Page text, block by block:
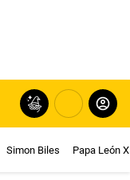
Simon Biles Papa León